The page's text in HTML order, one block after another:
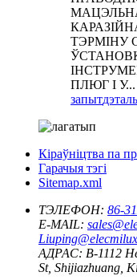
ТЭРМІНУ
ПЛЮГ І У...
запытдэталь
Кіраўніцтва па
Гарачыя тэгі
Sitemap.xml
ТЭЛЕФОН: 86-
E-MAIL:
АДРАС: B-1112
St, Shijiazhuang,